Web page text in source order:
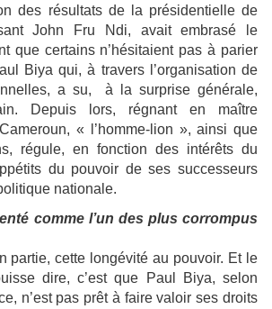
des résultats de la présidentielle de
John Fru Ndi, avait embrasé le
que certains n’hésitaient pas à parier
Biya qui, à travers l’organisation de
a su, à la surprise générale,
Depuis lors, régnant en maître
« l’homme-lion », ainsi que
régule, en fonction des intérêts du
du pouvoir de ses successeurs
nationale.
comme l’un des plus corrompus
partie, cette longévité au pouvoir. Et le
dire, c’est que Paul Biya, selon
n’est pas prêt à faire valoir ses droits